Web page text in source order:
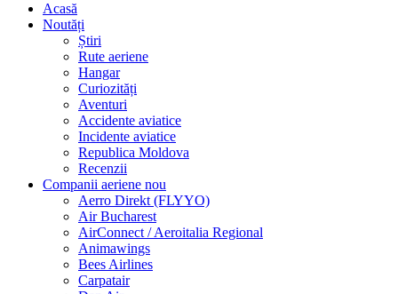
Acasă
Noutăți
Știri
Rute aeriene
Hangar
Curiozități
Aventuri
Accidente aviatice
Incidente aviatice
Republica Moldova
Recenzii
Companii aeriene nou
Aerro Direkt (FLYYO)
Air Bucharest
AirConnect / Aeroitalia Regional
Animawings
Bees Airlines
Carpatair